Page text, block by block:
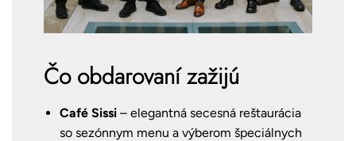
Čo obdarovaní zažijú
Café Sissi – elegantná secesná reštaurácia
so sezónnym menu a výberom špeciálnych